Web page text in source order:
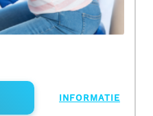
INFORMATIE